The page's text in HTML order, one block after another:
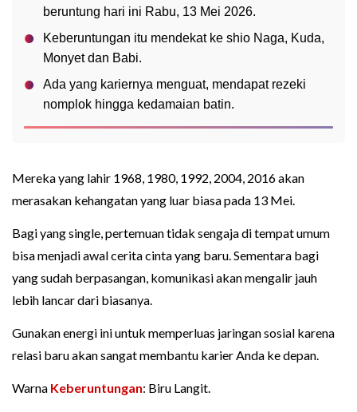
beruntung hari ini Rabu, 13 Mei 2026.
Keberuntungan itu mendekat ke shio Naga, Kuda,
Monyet dan Babi.
Ada yang kariernya menguat, mendapat rezeki
nomplok hingga kedamaian batin.
Mereka yang lahir 1968, 1980, 1992, 2004, 2016 akan
merasakan kehangatan yang luar biasa pada 13 Mei.
Bagi yang single, pertemuan tidak sengaja di tempat umum
bisa menjadi awal cerita cinta yang baru. Sementara bagi
yang sudah berpasangan, komunikasi akan mengalir jauh
lebih lancar dari biasanya.
Gunakan energi ini untuk memperluas jaringan sosial karena
relasi baru akan sangat membantu karier Anda ke depan.
Warna Keberuntungan: Biru Langit.